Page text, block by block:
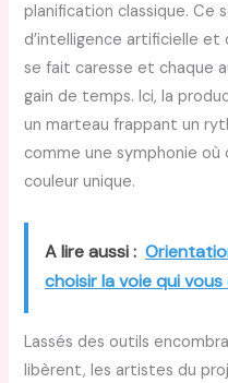
planification classique. Ce
d’intelligence artificielle
se fait caresse et chaque
gain de temps. Ici, la
un marteau frappant un
comme une symphonie
couleur unique.
A lire aussi :
choisir la voie qui
Lassés des outils
libèrent, les artistes du